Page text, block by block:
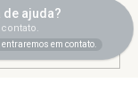
| Julho
de ajuda?
entraremos em contato.